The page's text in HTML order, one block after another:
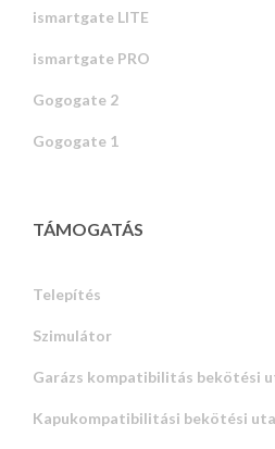
ismartgate LITE
ismartgate PRO
Gogogate 2
Gogogate 1
TÁMOGATÁS
Telepítés
Szimulátor
Garázs kompatibilitás bekötési
Kapukompatibilitási bekötési